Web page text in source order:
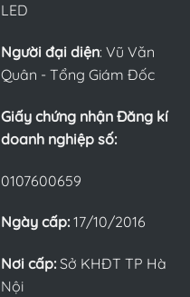
LED
Người đại diện: Vũ Văn
Quân - Tổng Giám Đốc
Giấy chứng nhận Đăng kí
doanh nghiệp số:
0107600659
Ngày cấp: 17/10/2016
Nơi cấp: Sở KHĐT TP Hà
Nội